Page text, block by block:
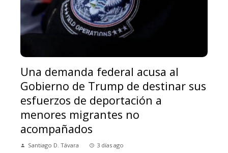
Una demanda federal acusa al
Gobierno de Trump de destinar sus
esfuerzos de deportación a
menores migrantes no
acompañados
Santiago D. Távara 3 días ago